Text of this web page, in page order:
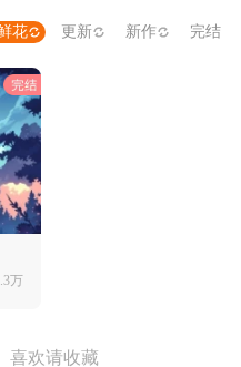
花 更新 新作 完结
万
喜欢请收藏